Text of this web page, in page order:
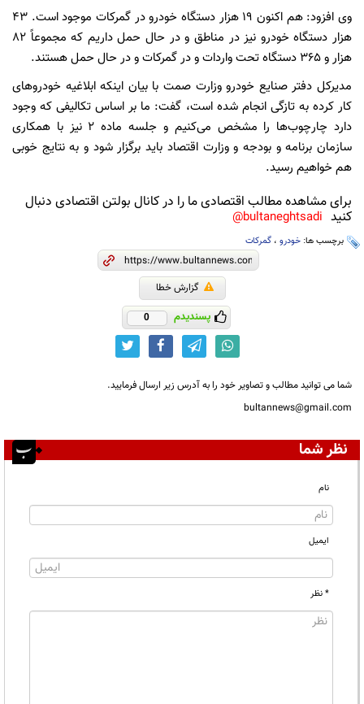
وی افزود: هم اکنون ۱۹ هزار دستگاه خودرو در گمرکات موجود است. ۴۳
هزار دستگاه خودرو نیز در مناطق و در حال حمل داریم که مجموعاً ۸۲
هزار و ۳۶۵ دستگاه تحت واردات و در گمرکات و در حال حمل هستند.
مدیرکل دفتر صنایع خودرو وزارت صمت با بیان اینکه ابلاغیه خودروهای
کار کرده به تازگی انجام شده است، گفت: ما بر اساس تکالیفی که وجود
دارد چارچوب‌ها را مشخص می‌کنیم و جلسه ماده ۲ نیز با همکاری
سازمان برنامه و بودجه و وزارت اقتصاد باید برگزار شود و به نتایج خوبی
هم خواهیم رسید.
برای مشاهده مطالب اقتصادی ما را در کانال بولتن اقتصادی دنبال
کنید bultaneghtsadi@
برچسب ها: خودرو ، گمرکات
گزارش خطا
پسندیدم 0
شما می توانید مطالب و تصاویر خود را به آدرس زیر ارسال فرمایید.
bultannews@gmail.com
نظر شما
نام
ایمیل
* نظر